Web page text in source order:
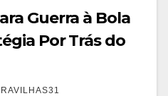
Guerra à Bola
Por Trás do